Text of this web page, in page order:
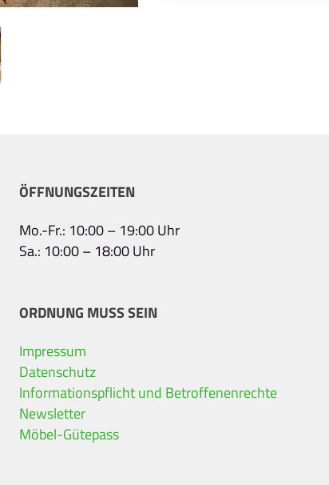
ÖFFNUNGSZEITEN
Mo.-Fr.: 10:00 – 19:00 Uhr
Sa.: 10:00 – 18:00 Uhr
ORDNUNG MUSS SEIN
Impressum
Datenschutz
Informationspflicht und Betroffenenrechte
Newsletter
Möbel-Gütepass